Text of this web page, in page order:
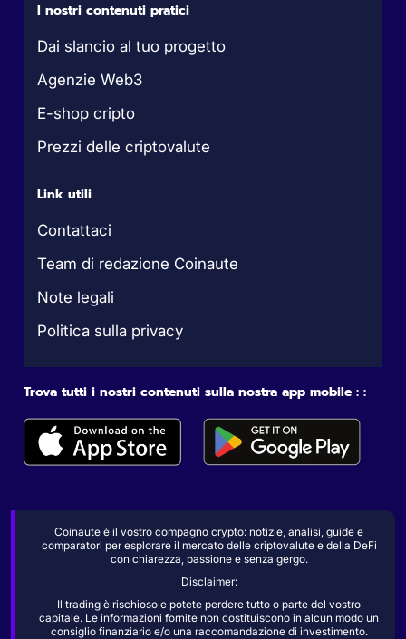
I nostri contenuti pratici
Dai slancio al tuo progetto
Agenzie Web3
E-shop cripto
Prezzi delle criptovalute
Link utili
Contattaci
Team di redazione Coinaute
Note legali
Politica sulla privacy
Trova tutti i nostri contenuti sulla nostra app mobile : :
Coinaute è il vostro compagno crypto: notizie, analisi, guide e
comparatori per esplorare il mercato delle criptovalute e della DeFi
con chiarezza, passione e senza gergo.
Disclaimer:
Il trading è rischioso e potete perdere tutto o parte del vostro
capitale. Le informazioni fornite non costituiscono in alcun modo un
consiglio finanziario e/o una raccomandazione di investimento.